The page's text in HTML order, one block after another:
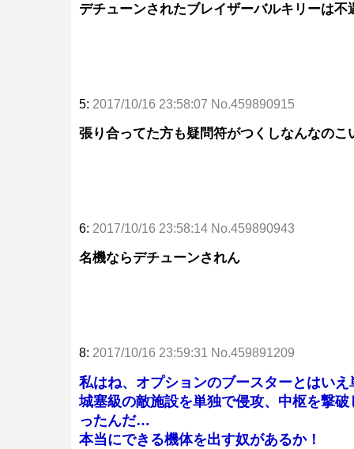
デチューンされたブレイザーバルキリーは不
5: 2017/10/16 23:58:07 No.459890915
張り合ってた方も疑問符がつくしなんなのこ
6: 2017/10/16 23:58:14 No.459890943
名機ならデチューンされん
8: 2017/10/16 23:59:31 No.459891209
私はね、オプションのブースターとはい
城塞級の敵施設を単独で侵攻、中枢を撃
ったんだ…
本当にできる機体を出す奴があるか！